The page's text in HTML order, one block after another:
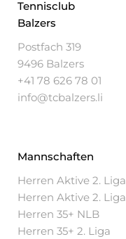
Tennisclub
Balzers
Postfach 319
9496 Balzers
+41 78 626 78 01
info@tcbalzers.li
Mannschaften
Herren Aktive 2. Liga
Herren Aktive 2. Liga
Herren 35+ NLB
Herren 35+ 2. Liga